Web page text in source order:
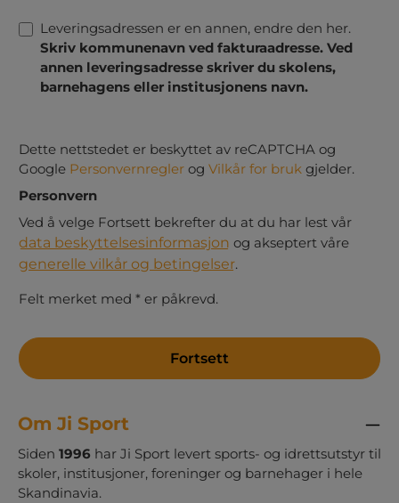
Leveringsadressen er en annen, endre den her.
Skriv kommunenavn ved fakturaadresse. Ved
annen leveringsadresse skriver du skolens,
barnehagens eller institusjonens navn.
Dette nettstedet er beskyttet av reCAPTCHA og
Google Personvernregler og Vilkår for bruk gjelder.
Personvern
Ved å velge Fortsett bekrefter du at du har lest vår
data beskyttelsesinformasjon og akseptert våre
generelle vilkår og betingelser.
Felt merket med * er påkrevd.
Fortsett
Om Ji Sport
Siden 1996 har Ji Sport levert sports- og idrettsutstyr til
skoler, institusjoner, foreninger og barnehager i hele
Skandinavia.